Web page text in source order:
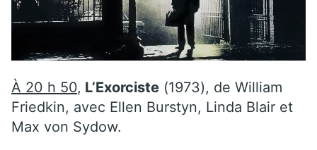
À 20 h 50, L’Exorciste (1973), de William
Friedkin, avec Ellen Burstyn, Linda Blair et
Max von Sydow.